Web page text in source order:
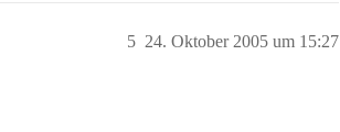
24. Oktober 2005 um 15:27
5